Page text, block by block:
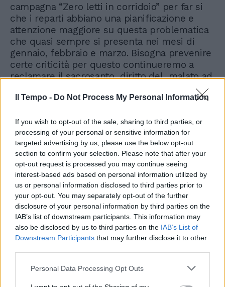
Il Tempo - Do Not Process My Personal Information
If you wish to opt-out of the sale, sharing to third parties, or
processing of your personal or sensitive information for
targeted advertising by us, please use the below opt-out
section to confirm your selection. Please note that after your
opt-out request is processed you may continue seeing
interest-based ads based on personal information utilized by
us or personal information disclosed to third parties prior to
your opt-out. You may separately opt-out of the further
disclosure of your personal information by third parties on the
IAB’s list of downstream participants. This information may
also be disclosed by us to third parties on the IAB’s List of
Downstream Participants that may further disclose it to other
Personal Data Processing Opt Outs
campagna “Zero letti in corridoio” per far si
che i reparti abbiano una pianificazione e
attenzione maggiore su questa problematica
che quasi sempre si presenta nei mesi di
gennaio, febbraio e marzo. Bisogna prevenire
certe criticità per questo continueremo a
reclamare il sacrosanto diritto del malato ad